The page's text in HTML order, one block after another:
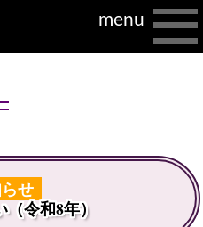
menu
せ
令和8年）